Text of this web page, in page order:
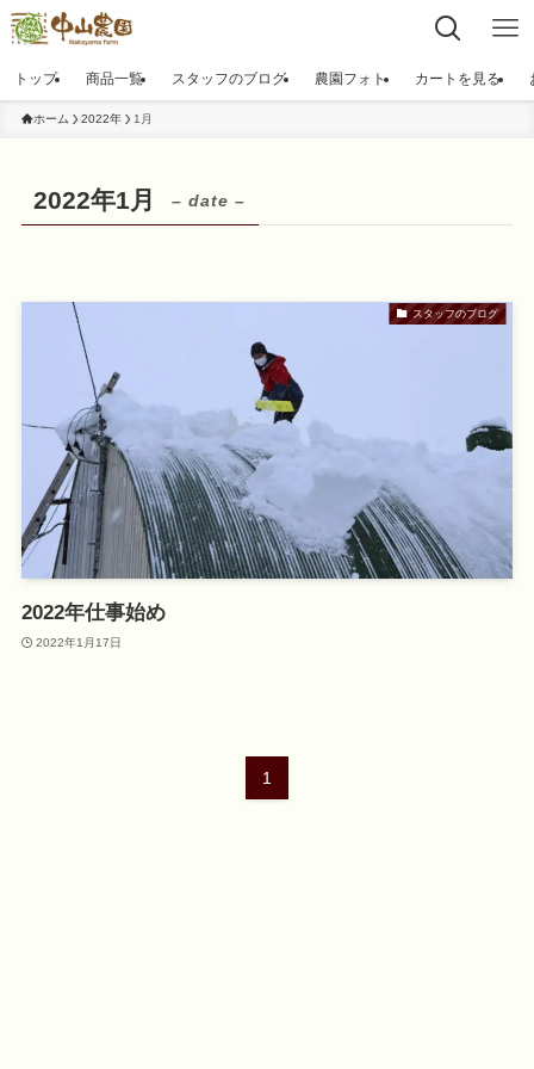
トップ 商品一覧 スタッフのブログ 農園フォト カートを見る
ホーム 2022年 1月
2022年1月 – date –
スタッフのブログ
2022年仕事始め
2022年1月17日
1